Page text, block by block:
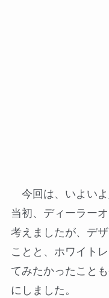
今回は、いよいよ
当初、ディーラー
考えましたが、デ
ことと、ホワイト
てみたかったこと
にしました。